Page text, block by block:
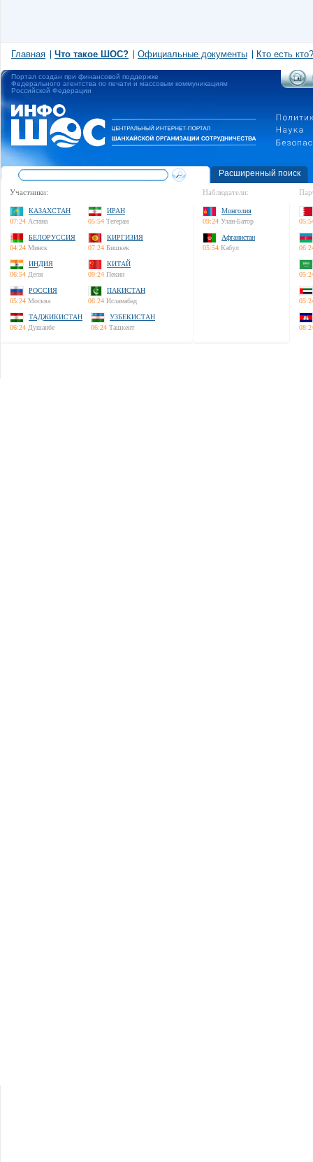
Главная Что такое ШОС? Официальные документы Кто есть кто?
Портал создан при финансовой поддержке
Федерального агентства по печати и массовым коммуникациям
Российской Федерации
Расширенный поиск
Участники:
КАЗАХСТАН
07:24 Астана
ИРАН
05:54 Тегеран
БЕЛОРУССИЯ
04:24 Минск
КИРГИЗИЯ
07:24 Бишкек
ИНДИЯ
06:54 Дели
КИТАЙ
09:24 Пекин
РОССИЯ
05:24 Москва
ПАКИСТАН
06:24 Исламабад
ТАДЖИКИСТАН
06:24 Душанбе
УЗБЕКИСТАН
06:24 Ташкент
Наблюдатели:
Монголия
09:24 Улан-Батор
Афганистан
05:54 Кабул